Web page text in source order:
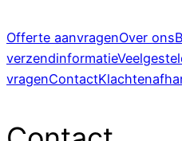
Offerte aanvragenOver ons
verzendinformatie
vragenContact